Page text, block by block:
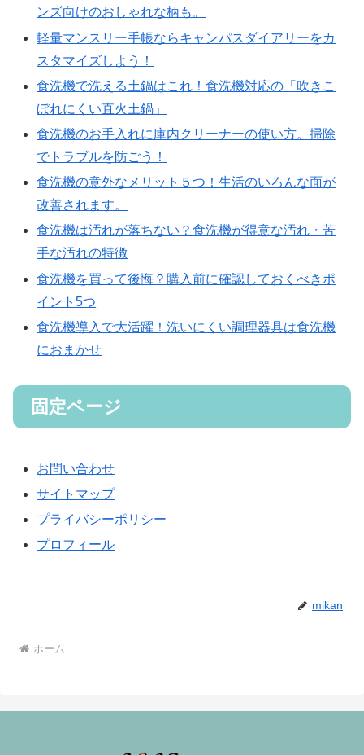
ンズ向けのおしゃれな柄も。
軽量マンスリー手帳ならキャンパスダイアリーをカ
スタマイズしよう！
食洗機で洗える土鍋はこれ！食洗機対応の「吹きこ
ぼれにくい直火土鍋」
食洗機のお手入れに庫内クリーナーの使い方。掃除
でトラブルを防ごう！
食洗機の意外なメリット５つ！生活のいろんな面が
改善されます。
食洗機は汚れが落ちない？食洗機が得意な汚れ・苦
手な汚れの特徴
食洗機を買って後悔？購入前に確認しておくべきポ
イント5つ
食洗機導入で大活躍！洗いにくい調理器具は食洗機
におまかせ
固定ページ
お問い合わせ
サイトマップ
プライバシーポリシー
プロフィール
mikan
ホーム